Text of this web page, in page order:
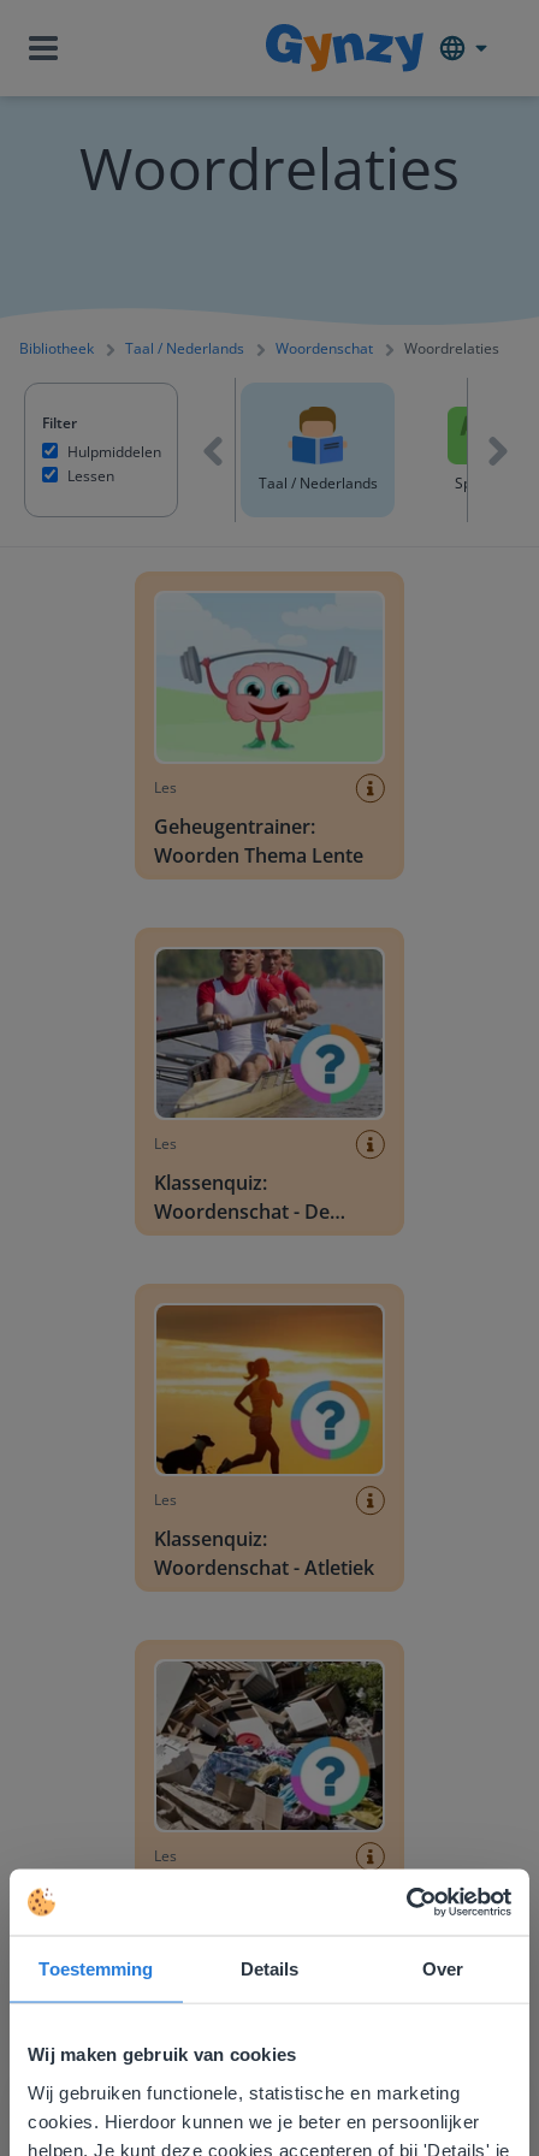
Toestemming Details Over
Wij maken gebruik van cookies
Wij gebruiken functionele, statistische en marketing
cookies. Hierdoor kunnen we je beter en persoonlijker
helpen. Je kunt deze cookies accepteren of bij 'Details' je
Woordrelaties
Bibliotheek Taal / Nederlands Woordenschat Woordrelaties
Filter
Hulpmiddelen
Lessen
Rekenen & Wiskunde Taal / Nederlands Spelling
Les
Geheugentrainer:
Woorden Thema Lente
Les
Klassenquiz:
Woordenschat - De
watersport
Les
Klassenquiz:
Woordenschat - Atletiek
Les
Visuele ondersteuning: woordstructuur kast
Deze website komt niet